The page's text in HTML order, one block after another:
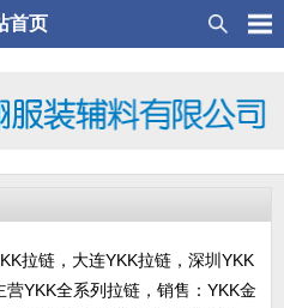
首页
拉链，大连YKK拉链，深圳YKK
YKK全系列拉链，销售：YKK金